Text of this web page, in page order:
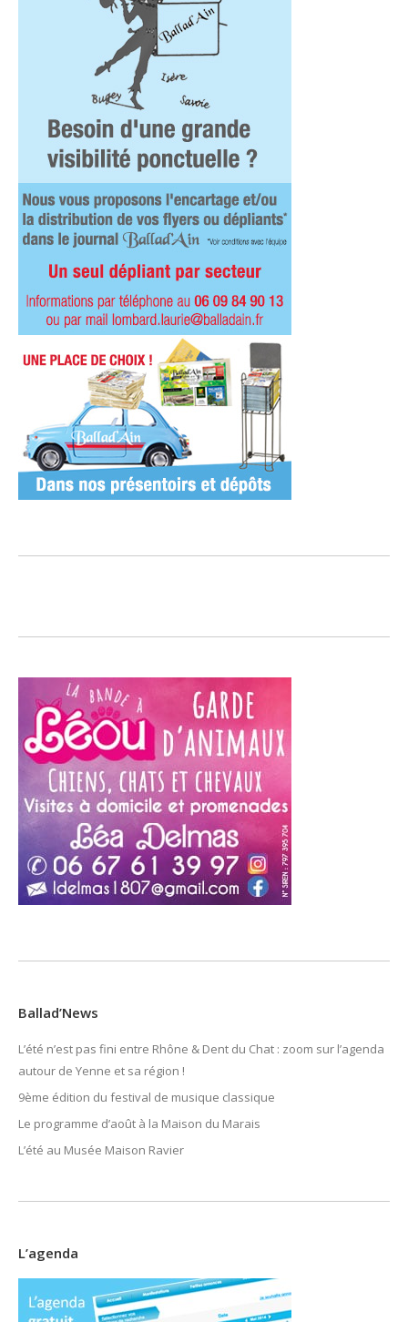
Ballad’News
L’été n’est pas fini entre Rhône & Dent du Chat : zoom sur l’agenda
autour de Yenne et sa région !
9ème édition du festival de musique classique
Le programme d’août à la Maison du Marais
L’été au Musée Maison Ravier
L’agenda